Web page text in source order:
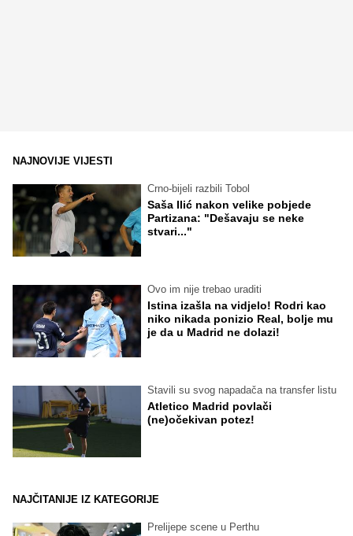
NAJNOVIJE VIJESTI
Crno-bijeli razbili Tobol
Saša Ilić nakon velike pobjede
Partizana: "Dešavaju se neke
stvari..."
Ovo im nije trebao uraditi
Istina izašla na vidjelo! Rodri kao
niko nikada ponizio Real, bolje mu
je da u Madrid ne dolazi!
Stavili su svog napadača na transfer listu
Atletico Madrid povlači
(ne)očekivan potez!
NAJČITANIJE IZ KATEGORIJE
Prelijepe scene u Perthu